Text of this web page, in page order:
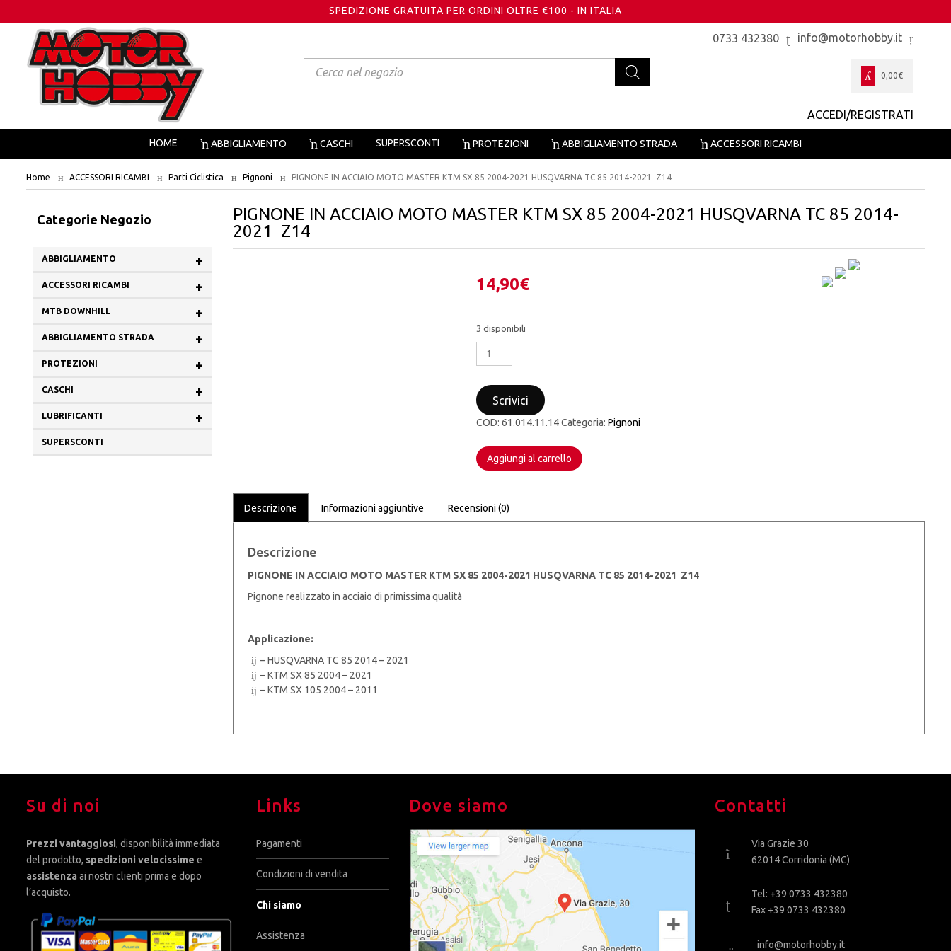
SPEDIZIONE GRATUITA PER ORDINI OLTRE €100 - IN ITALIA
Products
search
info@motorhobby.it
0733 432380
0,00€
ACCEDI/REGISTRATI
HOME ABBIGLIAMENTO CASCHI SUPERSCONTI PROTEZIONI ABBIGLIAMENTO STRADA ACCESSORI RICAMBI
Home ACCESSORI RICAMBI Parti Ciclistica Pignoni PIGNONE IN ACCIAIO MOTO MASTER KTM SX 85 2004-2021 HUSQVARNA TC 85 2014-2021 Z14
Categorie Negozio
+
ABBIGLIAMENTO
+
ACCESSORI RICAMBI
+
MTB DOWNHILL
+
ABBIGLIAMENTO STRADA
+
PROTEZIONI
+
CASCHI
+
LUBRIFICANTI
SUPERSCONTI
PIGNONE IN ACCIAIO MOTO MASTER KTM SX 85 2004-2021 HUSQVARNA TC 85 2014-
2021 Z14
14,90€
3 disponibili
PIGNONE
MOTO
MASTER
KTM
85
2004-
TC
quantità
Scrivici
COD:61.014.11.14Categoria:Pignoni
Aggiungi al carrello
Descrizione Informazioni aggiuntive Recensioni (0)
Descrizione
PIGNONE IN ACCIAIO MOTO MASTER KTM SX 85 2004-2021 HUSQVARNA TC 85 2014-2021 Z14
Pignone realizzato in acciaio di primissima qualità
Applicazione:
– HUSQVARNA TC 85 2014 – 2021
– KTM SX 85 2004 – 2021
– KTM SX 105 2004 – 2011
Su di noi
Prezzi vantaggiosi, disponibilità immediata
del prodotto, spedizioni velocissime e
assistenza ai nostri clienti prima e dopo
l’acquisto.
Links
Pagamenti
Condizioni di vendita
Chi siamo
Assistenza
Dove siamo Contatti
Via Grazie 30
62014 Corridonia (MC)
Tel: +39 0733 432380
Fax +39 0733 432380
info@motorhobby.it